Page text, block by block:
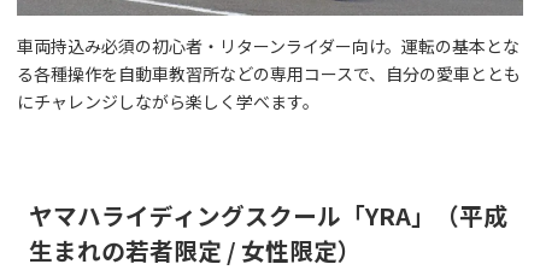
車両持込み必須の初心者・リターンライダー向け。運転の基本とな
る各種操作を自動車教習所などの専用コースで、自分の愛車ととも
にチャレンジしながら楽しく学べます。
ヤマハライディングスクール「YRA」（平成
生まれの若者限定 / 女性限定）